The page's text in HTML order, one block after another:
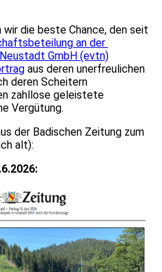
die beste Chance, den seit
an der
GmbH (evtn)
aus deren unerfreulichen
deren Scheitern
zahllose geleistete
Vergütung.
der Badischen Zeitung zum
alt):